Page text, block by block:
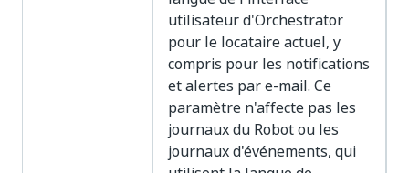
utilisateur d'Orchestrator
pour le locataire actuel, y
compris pour les notifications
et alertes par e-mail. Ce
paramètre n'affecte pas les
journaux du Robot ou les
journaux d'événements, qui